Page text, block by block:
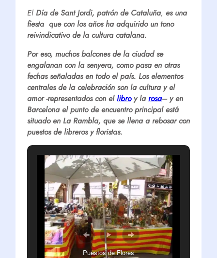
El Día de Sant Jordi, patrón de Cataluña, es una
fiesta que con los años ha adquirido un tono
reivindicativo de la cultura catalana.
Por eso, muchos balcones de la ciudad se
engalanan con la senyera, como pasa en otras
fechas señaladas en todo el país. Los elementos
centrales de la celebración son la cultura y el
amor -representados con ellibroy larosa– y en
Barcelona el punto de encuentro principal está
situado en La Rambla, que se llena a rebosar con
puestos de libreros y floristas.
Puestos de Flores